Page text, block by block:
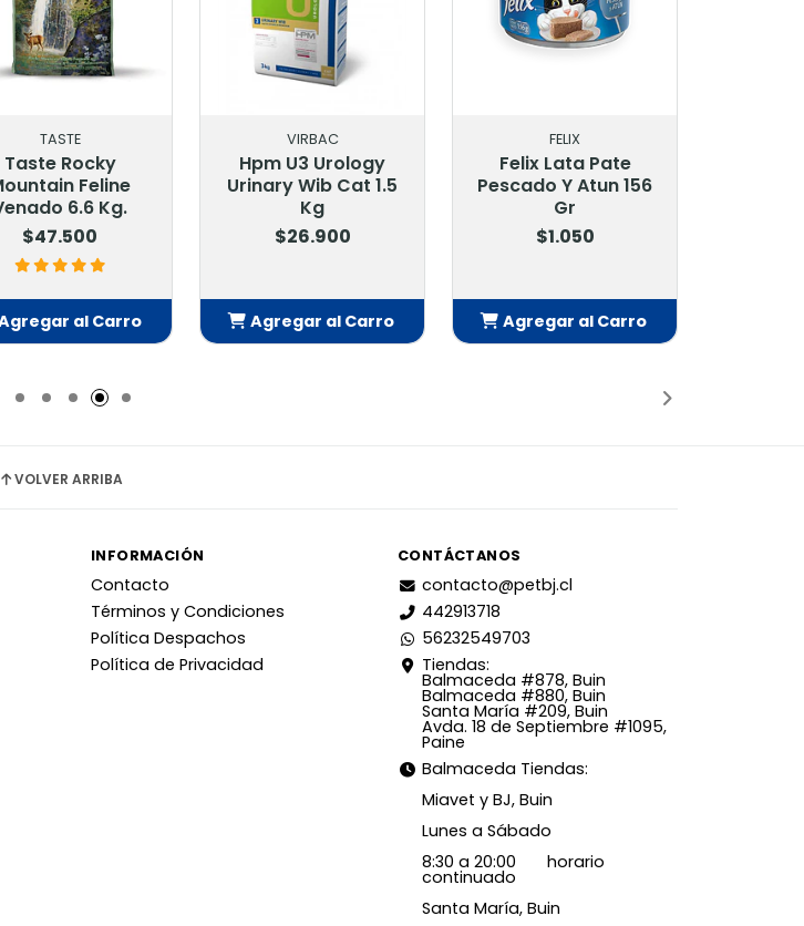
VIRBAC
Hpm U3 Urology
Urinary Wib Cat 1.5
Kg
$26.900
Agregar al Carro
FELIX
Felix Lata Pate
Pescado Y Atun 156
$1.050
Agregar al Carro
HILLS
Hills Kidney Care K/D
Felino 156 Gr
$3.200
$3.900
Agregar al Carro
VOLVER ARRIBA
INFORMACIÓN
Contacto
Términos y Condiciones
Política Despachos
Política de Privacidad
CONTÁCTANOS
contacto@petbj.cl
442913718
56232549703
Tiendas:
Balmaceda #878, Buin
Balmaceda #880, Buin
Santa María #209, Buin
Avda. 18 de Septiembre #1095,
Paine
Balmaceda Tiendas:
Miavet y BJ, Buin
Lunes a Sábado
8:30 a 20:00 horario
continuado
Santa María, Buin